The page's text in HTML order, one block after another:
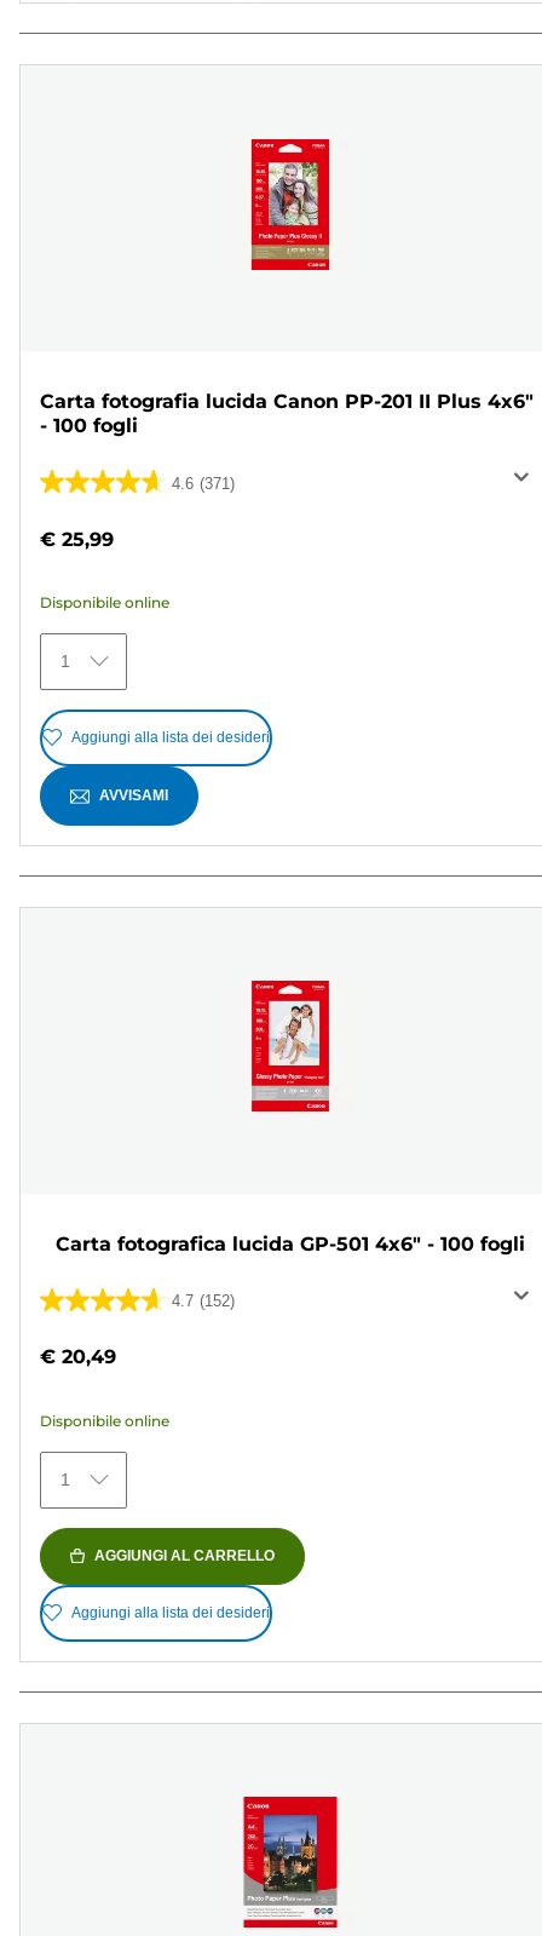
Carta fotografia lucida Canon PP-201 II Plus 4x6"
- 100 fogli
4.6 (371)
4.6
5
371
recensioni
€ 25,99
Disponibile online
1
Aggiungi alla lista dei desideri
AVVISAMI
Carta fotografica lucida GP-501 4x6" - 100 fogli
4.7 (152)
4.7
5
152
recensioni
€ 20,49
Disponibile online
1
AGGIUNGI AL CARRELLO
Aggiungi alla lista dei desideri